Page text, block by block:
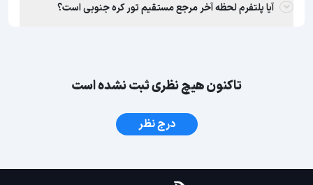
آیا پلتفرم لحظه آخر مرجع مستقیم تور کره جنوبی است؟
تاکنون هیچ نظری ثبت نشده است
درج نظر